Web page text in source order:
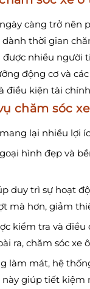
càng trở nên
thời gian
được nhiều
động cơ và
điều kiện tài
chăm sóc
lại nhiều lợi
hình đẹp và
duy trì sự hoạt
mà hơn, giảm
kiểm tra và
ra, chăm sóc
làm mát, hệ
giúp tiết